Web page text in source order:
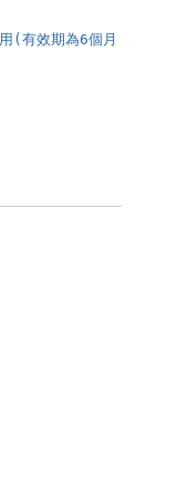
(有效期為6個月